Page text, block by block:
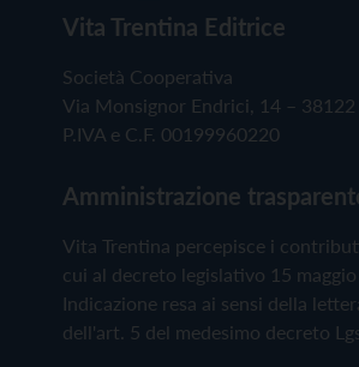
Vita Trentina Editrice
Società Cooperativa
Via Monsignor Endrici, 14 – 38122
P.IVA e C.F. 00199960220
Amministrazione
Vita Trentina percepisce i
cui al decreto legislativo 15
Indicazione resa ai sensi della
dell'art. 5 del medesimo decreto